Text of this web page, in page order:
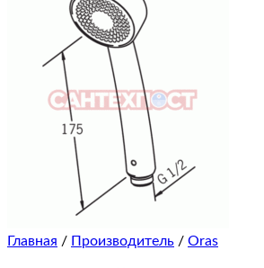
Главная / Производитель / Oras